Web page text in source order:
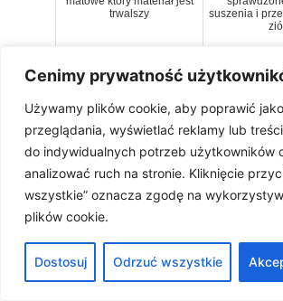
Cenimy prywatność
Używamy plików cookie, aby poprawić
przeglądania, wyświetlać reklamy lub
do indywidualnych potrzeb użytkowników
analizować ruch na stronie. Kliknięcie
wszystkie” oznacza zgodę na
plików cookie.
Dostosuj Odrzuć wszystkie
trwalszy
suszenia i
admin
Nazywam się Marianna Dudek i
wnętrz oraz ogrodów z wieloletnim
pasją jest tworzenie przestrzeni, które
pomysłami oraz poradami, jak